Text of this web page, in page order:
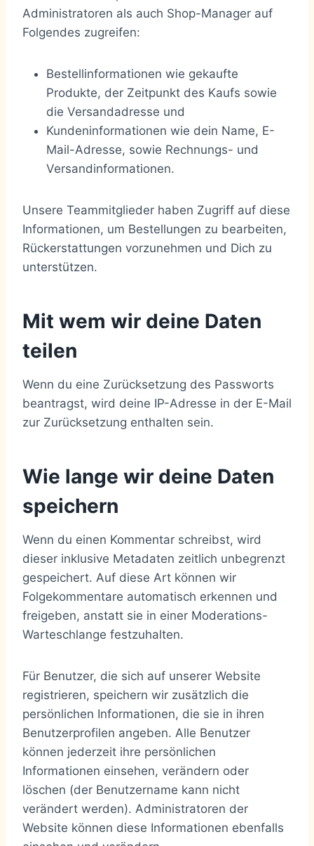
Administratoren als auch Shop-Manager auf
Folgendes zugreifen:
Bestellinformationen wie gekaufte
Produkte, der Zeitpunkt des Kaufs sowie
die Versandadresse und
Kundeninformationen wie dein Name, E-
Mail-Adresse, sowie Rechnungs- und
Versandinformationen.
Unsere Teammitglieder haben Zugriff auf diese
Informationen, um Bestellungen zu bearbeiten,
Rückerstattungen vorzunehmen und Dich zu
unterstützen.
Mit wem wir deine Daten
teilen
Wenn du eine Zurücksetzung des Passworts
beantragst, wird deine IP-Adresse in der E-Mail
zur Zurücksetzung enthalten sein.
Wie lange wir deine Daten
speichern
Wenn du einen Kommentar schreibst, wird
dieser inklusive Metadaten zeitlich unbegrenzt
gespeichert. Auf diese Art können wir
Folgekommentare automatisch erkennen und
freigeben, anstatt sie in einer Moderations-
Warteschlange festzuhalten.
Für Benutzer, die sich auf unserer Website
registrieren, speichern wir zusätzlich die
persönlichen Informationen, die sie in ihren
Benutzerprofilen angeben. Alle Benutzer
können jederzeit ihre persönlichen
Informationen einsehen, verändern oder
löschen (der Benutzername kann nicht
verändert werden). Administratoren der
Website können diese Informationen ebenfalls